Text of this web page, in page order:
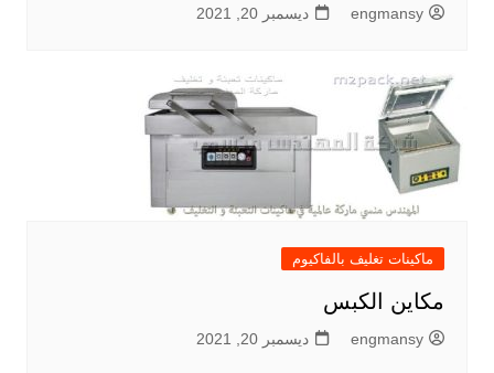
engmansy ديسمبر 20, 2021
ماكينات تغليف بالفاكيوم
مكاين الكبس
engmansy ديسمبر 20, 2021